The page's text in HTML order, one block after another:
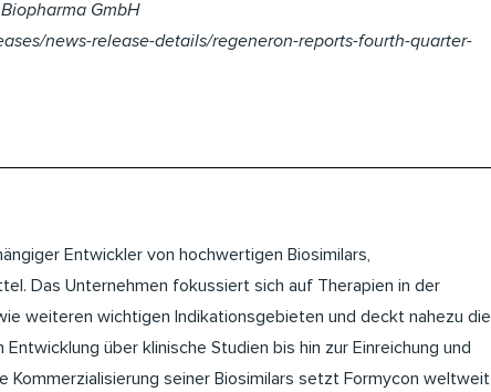
GmbH
news-release-details/regeneron-reports-fourth-quarter-
Entwickler von hochwertigen Biosimilars,
Das Unternehmen fokussiert sich auf Therapien in der
weiteren wichtigen Indikationsgebieten und deckt nahezu die
über klinische Studien bis hin zur Einreichung und
Kommerzialisierung seiner Biosimilars setzt Formycon weltweit